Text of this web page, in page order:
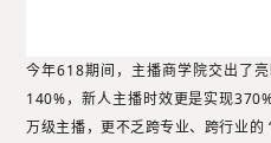
今年618期间，主播商学院交出了
140%，新人主播时效更是实现
万级主播，更不乏跨专业、跨行业的 “